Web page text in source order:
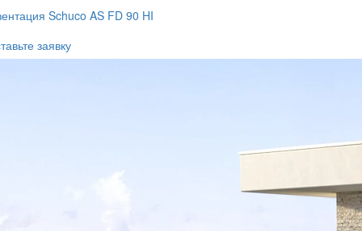
Schuco AS FD 90 HI
заявку